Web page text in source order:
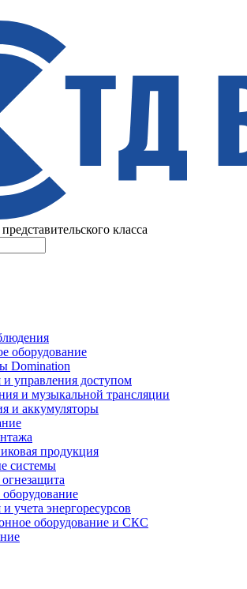
класса
оборудование
Domination
управления доступом
и музыкальной трансляции
и аккумуляторы
продукция
системы
учета энергоресурсов
оборудование и СКС